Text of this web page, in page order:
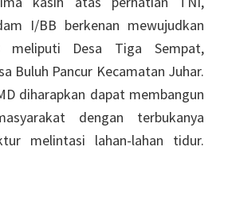
I/BB berkenan mewujudkan
meliputi Desa Tiga Sempat,
Buluh Pancur Kecamatan Juhar.
diharapkan dapat membangun
dengan terbukanya
melintasi lahan-lahan tidur.